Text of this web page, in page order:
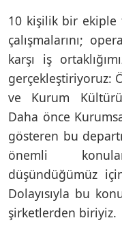
10 kişilik bir ekiple
çalışmalarını;
karşı iş
gerçekleştiriyoruz:
ve Kurum Kültürü
Daha önce
gösteren bu
önemli
düşündüğümüz
Dolayısıyla bu
şirketlerden biriyiz.